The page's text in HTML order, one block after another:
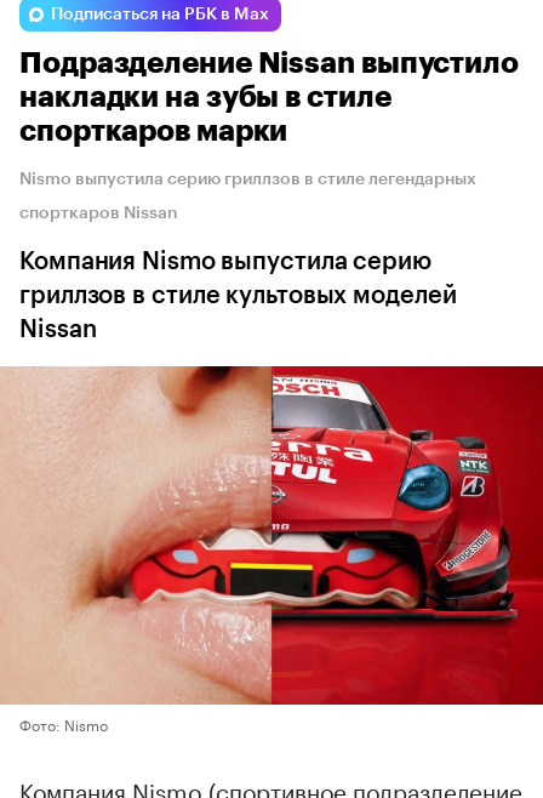
Подписаться на РБК в Max
Подразделение Nissan выпустило
накладки на зубы в стиле
спорткаров марки
Nismo выпустила серию гриллзов в стиле легендарных
спорткаров Nissan
Компания Nismo выпустила серию
гриллзов в стиле культовых моделей
Nissan
Фото: Nismo
Компания Nismo (спортивное подразделение